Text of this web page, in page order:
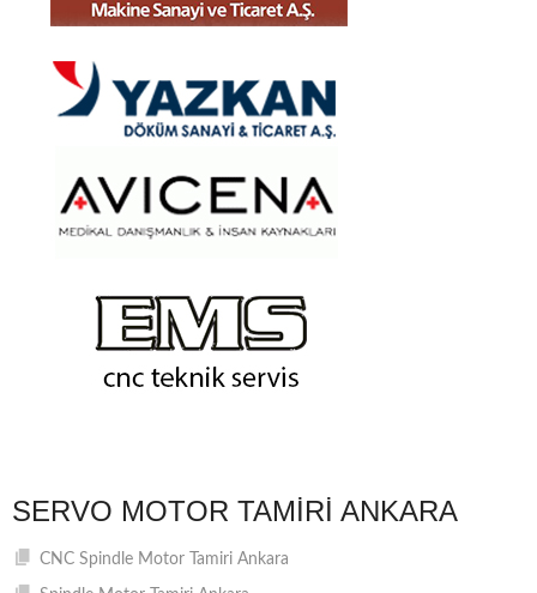
SERVO MOTOR TAMIRI ANKARA
CNC Spindle Motor Tamiri Ankara